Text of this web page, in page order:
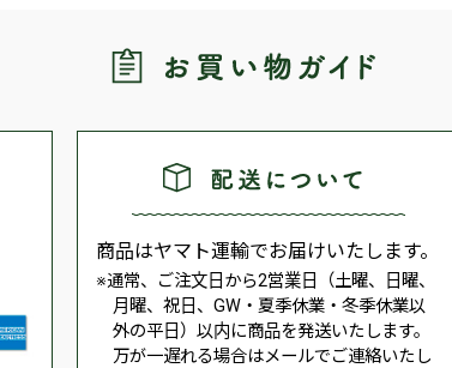
商品はヤマト運輸でお届けいたします。
通常、ご注文日から2営業日（土曜、日曜、
月曜、祝日、GW・夏季休業・冬季休業以
外の平日）以内に商品を発送いたします。
万が一遅れる場合はメールでご連絡いたし